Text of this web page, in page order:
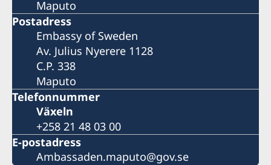
Maputo
Postadress
Embassy of Sweden
Av. Julius Nyerere 1128
C.P. 338
Maputo
Telefonnummer
Växeln
+258 21 48 03 00
E-postadress
Ambassaden.maputo@gov.se